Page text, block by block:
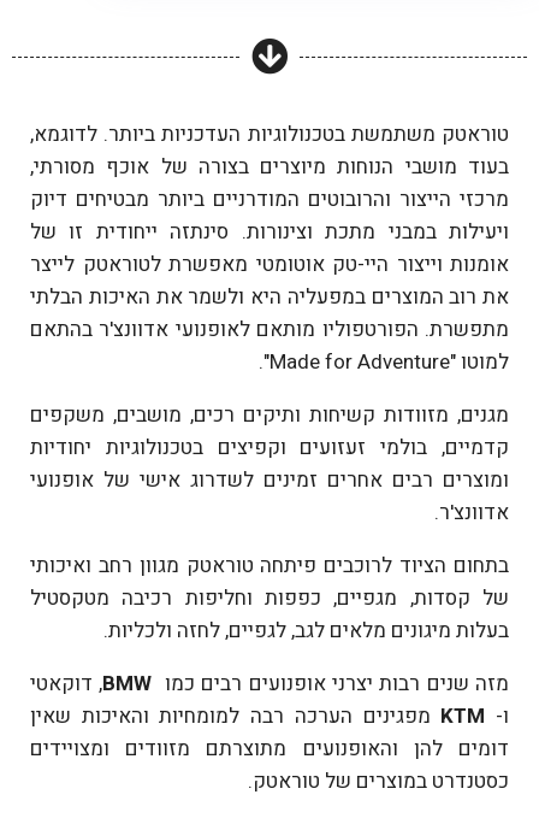
טוראטק משתמשת בטכנולוגיות העדכניות ביותר. לדוגמא,
בעוד מושבי הנוחות מיוצרים בצורה של אוכף מסורתי,
מרכזי הייצור והרובוטים המודרניים ביותר מבטיחים דיוק
ויעילות במבני מתכת וצינורות. סינתזה ייחודית זו של
אומנות וייצור היי-טק אוטומטי מאפשרת לטוראטק לייצר
את רוב המוצרים במפעליה היא ולשמר את האיכות הבלתי
מתפשרת. הפורטפוליו מותאם לאופנועי אדוונצ'ר בהתאם
למוטו "Made for Adventure".
מגנים, מזוודות קשיחות ותיקים רכים, מושבים, משקפים
קדמיים, בולמי זעזועים וקפיצים בטכנולוגיות יחודיות
ומוצרים רבים אחרים זמינים לשדרוג אישי של אופנועי
אדוונצ'ר.
בתחום הציוד לרוכבים פיתחה טוראטק מגוון רחב ואיכותי
של קסדות, מגפיים, כפפות וחליפות רכיבה מטקסטיל
בעלות מיגונים מלאים לגב, לגפיים, לחזה ולכליות.
מזה שנים רבות יצרני אופנועים רבים כמו BMW, דוקאטי
ו- KTM מפגינים הערכה רבה למומחיות והאיכות שאין
דומים להן והאופנועים מתוצרתם מזוודים ומצויידים
כסטנדרט במוצרים של טוראטק.